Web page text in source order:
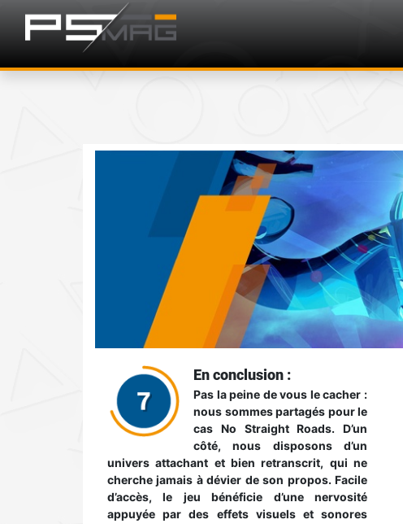
En conclusion :
Pas la peine de vous le cacher :
nous sommes partagés pour le
cas No Straight Roads. D’un
côté, nous disposons d’un
univers attachant et bien retranscrit, qui ne
cherche jamais à dévier de son propos. Facile
d’accès, le jeu bénéficie d’une nervosité
appuyée par des effets visuels et sonores